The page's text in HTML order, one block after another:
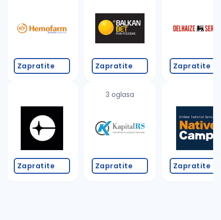
Zapratite
Zapratite
Zapratite
3 oglasa
Zapratite
Zapratite
Zapratite